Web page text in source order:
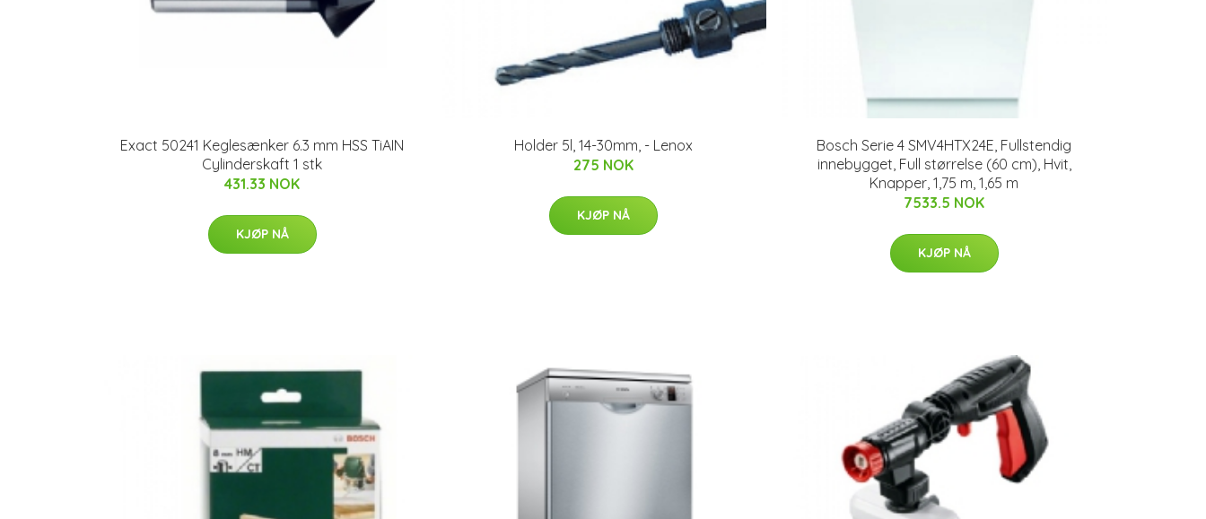
Exact 50241 Keglesænker 6.3 mm HSS TiAIN
Cylinderskaft 1 stk
431.33 NOK
KJØP NÅ
Holder 5l, 14-30mm, - Lenox
275 NOK
KJØP NÅ
Bosch Serie 4 SMV4HTX24E, Fullstendig
innebygget, Full størrelse (60 cm), Hvit,
Knapper, 1,75 m, 1,65 m
7533.5 NOK
KJØP NÅ